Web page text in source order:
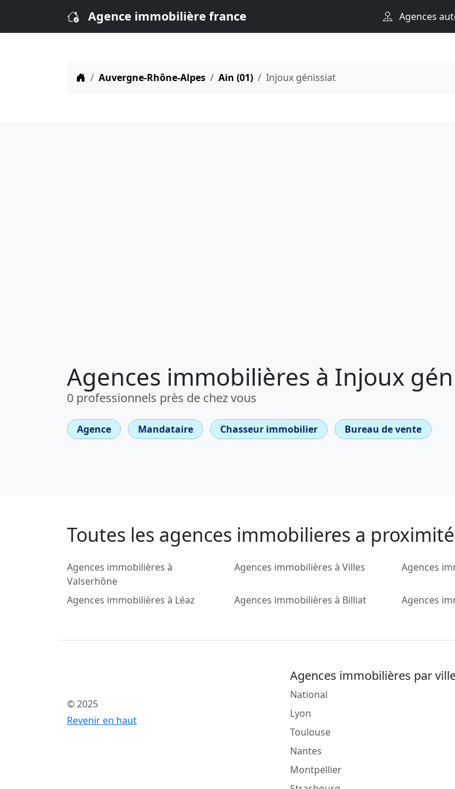
Agence immobilière france Agences
Auvergne-Rhône-Alpes Ain (01) Injoux génissiat
Agences immobilières à Injoux
0 professionnels près de chez vous
Agence Mandataire Chasseur immobilier Bureau de vente
Toutes les agences immobilieres a
Agences immobilières à
Valserhône
Agences immobilières à Villes Agences
Agences immobilières à Léaz
Agences immobilières à Billiat Agences
© 2025
Revenir en haut
Agences immobilières par
National
Lyon
Toulouse
Nantes
Montpellier